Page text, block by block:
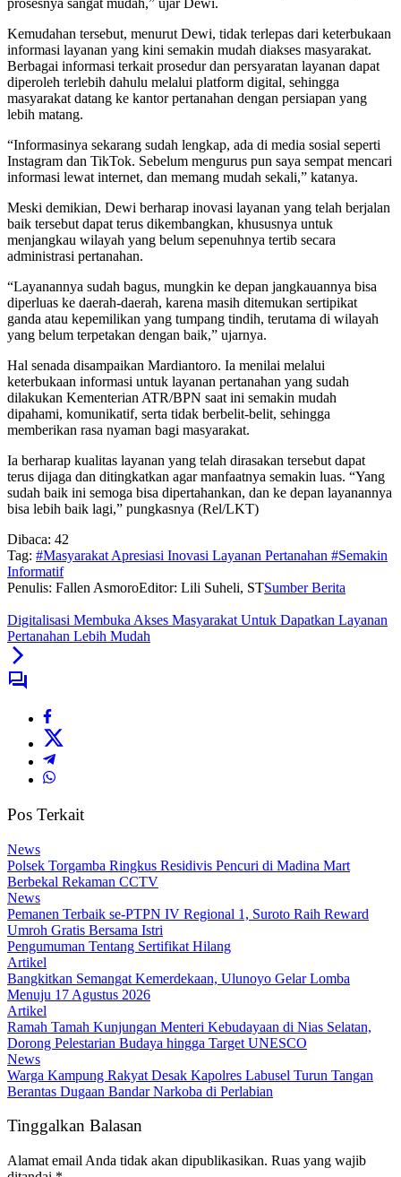
prosesnya sangat mudah,” ujar Dewi.
Kemudahan tersebut, menurut Dewi, tidak terlepas dari keterbukaan
informasi layanan yang kini semakin mudah diakses masyarakat.
Berbagai informasi terkait prosedur dan persyaratan layanan dapat
diperoleh terlebih dahulu melalui platform digital, sehingga
masyarakat datang ke kantor pertanahan dengan persiapan yang
lebih matang.
“Informasinya sekarang sudah lengkap, ada di media sosial seperti
Instagram dan TikTok. Sebelum mengurus pun saya sempat mencari
informasi lewat internet, dan memang mudah sekali,” katanya.
Meski demikian, Dewi berharap inovasi layanan yang telah berjalan
baik tersebut dapat terus dikembangkan, khususnya untuk
menjangkau wilayah yang belum sepenuhnya tertib secara
administrasi pertanahan.
“Layanannya sudah bagus, mungkin ke depan jangkauannya bisa
diperluas ke daerah-daerah, karena masih ditemukan sertipikat
ganda atau kepemilikan yang tumpang tindih, terutama di wilayah
yang belum terpetakan dengan baik,” ujarnya.
Hal senada disampaikan Mardiantoro. Ia menilai melalui
keterbukaan informasi untuk layanan pertanahan yang sudah
dilakukan Kementerian ATR/BPN saat ini semakin mudah
dipahami, komunikatif, serta tidak berbelit-belit, sehingga
memberikan rasa nyaman bagi masyarakat.
Ia berharap kualitas layanan yang telah dirasakan tersebut dapat
terus dijaga dan ditingkatkan agar manfaatnya semakin luas. “Yang
sudah baik ini semoga bisa dipertahankan, dan ke depan layanannya
bisa lebih baik lagi,” pungkasnya (Rel/LKT)
Dibaca: 42
Tag: #Masyarakat Apresiasi Inovasi Layanan Pertanahan #Semakin
Informatif
Penulis: Fallen AsmoroEditor: Lili Suheli, STSumber Berita
Digitalisasi Membuka Akses Masyarakat Untuk Dapatkan Layanan
Pertanahan Lebih Mudah
Pos Terkait
News
Polsek Torgamba Ringkus Residivis Pencuri di Madina Mart
Berbekal Rekaman CCTV
News
Pemanen Terbaik se-PTPN IV Regional 1, Suroto Raih Reward
Umroh Gratis Bersama Istri
Pengumuman Tentang Sertifikat Hilang
Artikel
Bangkitkan Semangat Kemerdekaan, Ulunoyo Gelar Lomba
Menuju 17 Agustus 2026
Artikel
Ramah Tamah Kunjungan Menteri Kebudayaan di Nias Selatan,
Dorong Pelestarian Budaya hingga Target UNESCO
News
Warga Kampung Rakyat Desak Kapolres Labusel Turun Tangan
Berantas Dugaan Bandar Narkoba di Perlabian
Tinggalkan Balasan
Alamat email Anda tidak akan dipublikasikan. Ruas yang wajib